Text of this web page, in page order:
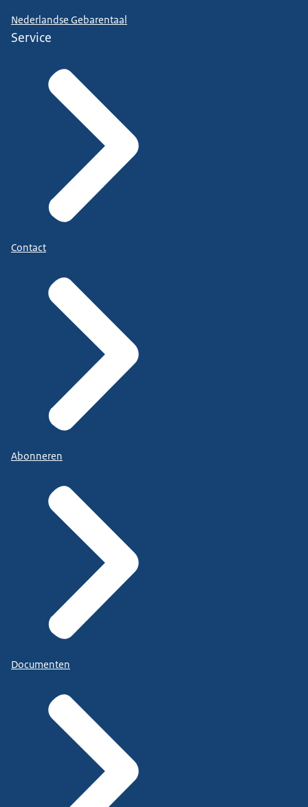
Nederlandse Gebarentaal
Service
Contact
Abonneren
Documenten